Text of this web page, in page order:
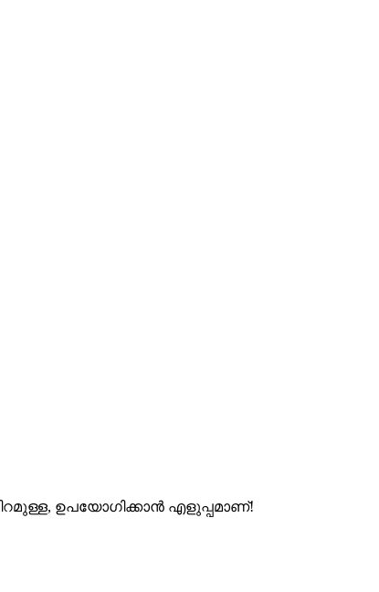
ഉപയോഗിക്കാൻ എളുപ്പമാണ്!